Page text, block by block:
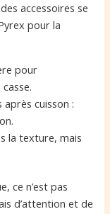
accessoires se
pour la
pour
cuisson :
la texture, mais
ce n’est pas
d’attention et de